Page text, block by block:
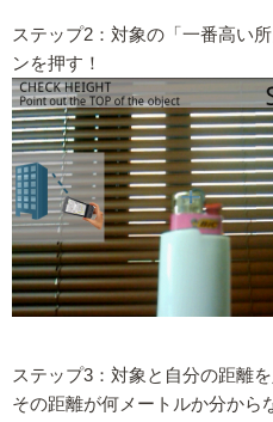
ステップ2：対象の「一番高い
ンを押す！
ステップ3：対象と自分の距離を
その距離が何メートルか分から